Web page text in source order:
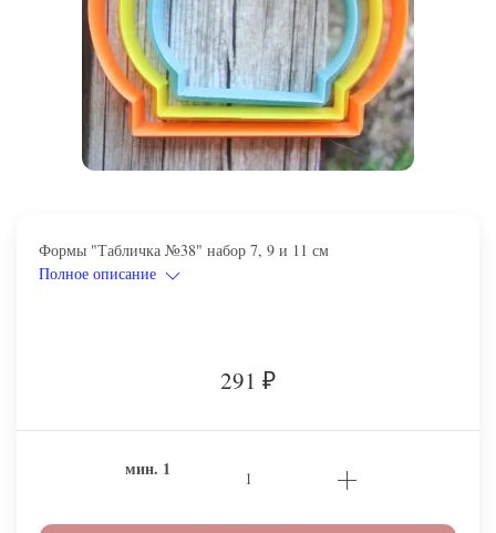
Формы "Табличка №38" набор 7, 9 и 11 см
Полное описание
291 ₽
мин. 1